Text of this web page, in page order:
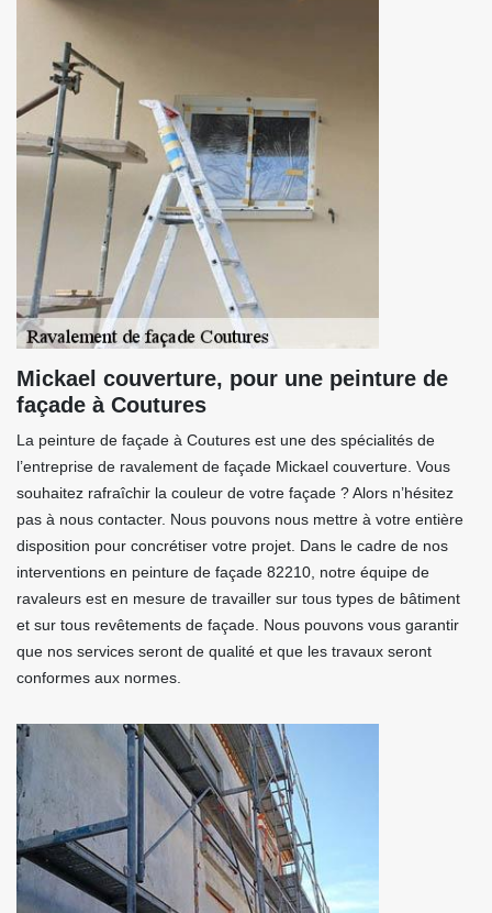
Mickael couverture, pour une peinture de
façade à Coutures
La peinture de façade à Coutures est une des spécialités de
l’entreprise de ravalement de façade Mickael couverture. Vous
souhaitez rafraîchir la couleur de votre façade ? Alors n’hésitez
pas à nous contacter. Nous pouvons nous mettre à votre entière
disposition pour concrétiser votre projet. Dans le cadre de nos
interventions en peinture de façade 82210, notre équipe de
ravaleurs est en mesure de travailler sur tous types de bâtiment
et sur tous revêtements de façade. Nous pouvons vous garantir
que nos services seront de qualité et que les travaux seront
conformes aux normes.